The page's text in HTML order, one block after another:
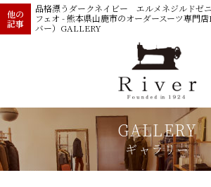
品格漂うダークネイビー エルメネジルドゼ
フェオ - 熊本県山鹿市のオーダースーツ専門
バー）GALLERY
他の
記事
GALLERY
ギャラリー